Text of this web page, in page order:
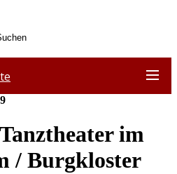
im
/ Burgkloster